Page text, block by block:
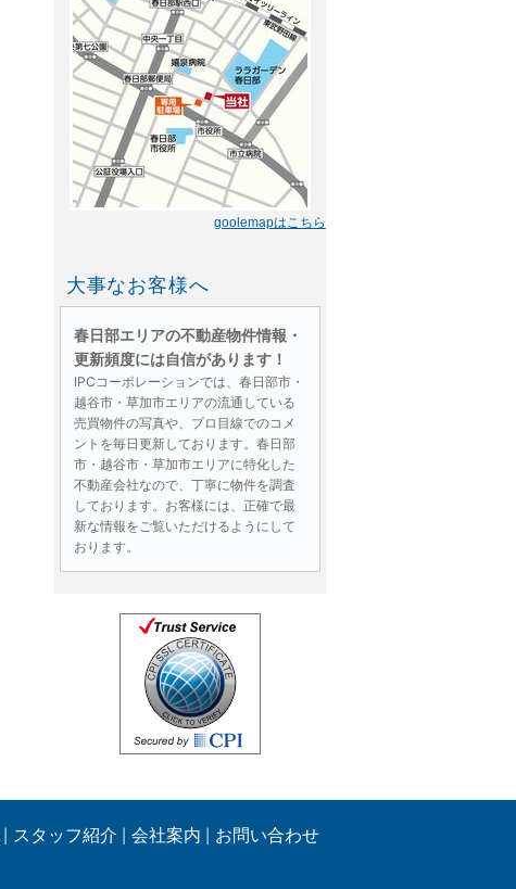
goolemapはこちら
大事なお客様へ
春日部エリアの不動産物件情報・
更新頻度には自信があります！
IPCコーポレーションでは、春日部市・
越谷市・草加市エリアの流通している
売買物件の写真や、プロ目線でのコメ
ントを毎日更新しております。春日部
市・越谷市・草加市エリアに特化した
不動産会社なので、丁寧に物件を調査
しております。お客様には、正確で最
新な情報をご覧いただけるようにして
おります。
物件情報はもちろん、ローンに関する
ご質問、売却査定など、不動産に関す
る様々なお問い合わせであれば即日ご
連絡いたします。営業時間外であって
も、メールでのお問い合わせは２４時
間受付しております。
お客様の目線、同じ立場で最後ま
生活する中で住まい選びはとても重要
です。
物件のご案内の際には、お客様にとっ
スタッフ紹介 会社案内 お問い合わせ